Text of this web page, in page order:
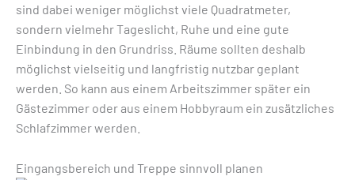
sind dabei weniger möglichst viele Quadratmeter,
sondern vielmehr Tageslicht, Ruhe und eine gute
Einbindung in den Grundriss. Räume sollten deshalb
möglichst vielseitig und langfristig nutzbar geplant
werden. So kann aus einem Arbeitszimmer später ein
Gästezimmer oder aus einem Hobbyraum ein zusätzliches
Schlafzimmer werden.
Eingangsbereich und Treppe sinnvoll planen